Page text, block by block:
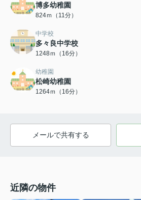
博多幼稚園
824ｍ（11分）
中学校
多々良中学校
1248ｍ（16分）
幼稚園
松崎幼稚園
1264ｍ（16分）
メールで共有する
近隣の物件